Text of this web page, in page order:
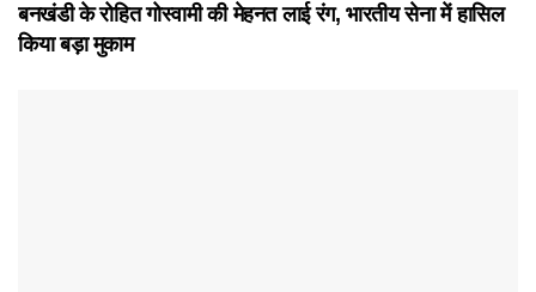
बनखंडी के रोहित गोस्वामी की मेहनत लाई रंग, भारतीय सेना में हासिल
किया बड़ा मुकाम